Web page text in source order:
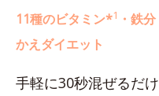
11種のビタミン*1 ・鉄
かえダイエット
手軽に30秒混ぜるだ